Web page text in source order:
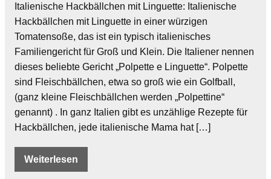
Italienische Hackbällchen mit Linguette: Italienische
Hackbällchen mit Linguette in einer würzigen
Tomatensoße, das ist ein typisch italienisches
Familiengericht für Groß und Klein. Die Italiener nennen
dieses beliebte Gericht „Polpette e Linguette“. Polpette
sind Fleischbällchen, etwa so groß wie ein Golfball,
(ganz kleine Fleischbällchen werden „Polpettine“
genannt) . In ganz Italien gibt es unzählige Rezepte für
Hackbällchen, jede italienische Mama hat […]
Weiterlesen